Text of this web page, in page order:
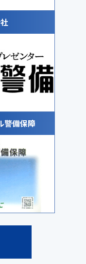
警備保障